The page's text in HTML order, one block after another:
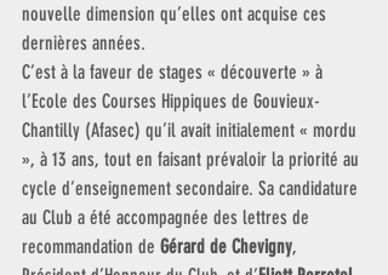
nouvelle dimension qu’elles ont acquise ces
dernières années.
C’est à la faveur de stages « découverte » à
l’Ecole des Courses Hippiques de Gouvieux-
Chantilly (Afasec) qu’il avait initialement « mordu
», à 13 ans, tout en faisant prévaloir la priorité au
cycle d’enseignement secondaire. Sa candidature
au Club a été accompagnée des lettres de
recommandation de Gérard de Chevigny,